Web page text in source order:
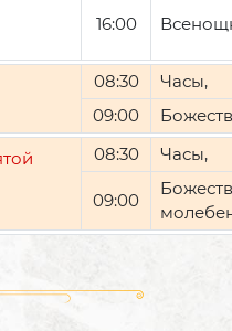
16:00
08:30
Часы,
09:00
08:30 Часы,
09:00